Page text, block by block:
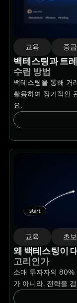
교육 중급
백테스팅과 트
수립 방법
백테스팅을 통해 거
활용하여 장기적인
요.
교육 초
왜 백테스팅이
고리인가
소매 투자자의 80%
가 아니라, 전략을